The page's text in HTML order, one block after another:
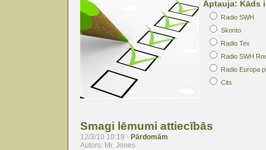
Aptauja: Kāds
Radio SWH
Skonto
Radio Tev
Radio SWH
Radio Europa
Cits
Smagi lēmumi attiecībās
12/3/10 10:19 - Pārdomām
Autors: Mr. Jones